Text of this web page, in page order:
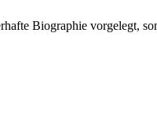
Biographie vorgelegt,